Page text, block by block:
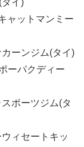
ットマンミー
ーンジム(タイ)
ーパクディー
ポーツジム(タ
ィセートキッ